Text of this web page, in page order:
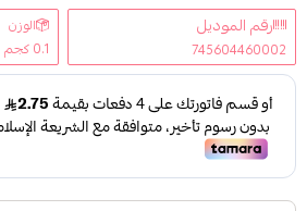
رقم الموديل
745604460002
الوزن
0.1 كجم